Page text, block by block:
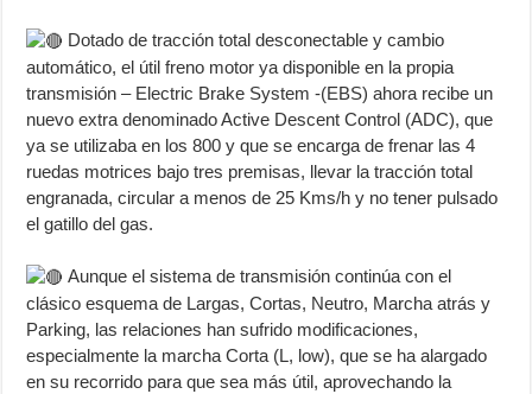
Dotado de tracción total desconectable y cambio
automático, el útil freno motor ya disponible en la propia
transmisión – Electric Brake System -(EBS) ahora recibe un
nuevo extra denominado Active Descent Control (ADC), que
ya se utilizaba en los 800 y que se encarga de frenar las 4
ruedas motrices bajo tres premisas, llevar la tracción total
engranada, circular a menos de 25 Kms/h y no tener pulsado
el gatillo del gas.
Aunque el sistema de transmisión continúa con el
clásico esquema de Largas, Cortas, Neutro, Marcha atrás y
Parking, las relaciones han sufrido modificaciones,
especialmente la marcha Corta (L, low), que se ha alargado
en su recorrido para que sea más útil, aprovechando la